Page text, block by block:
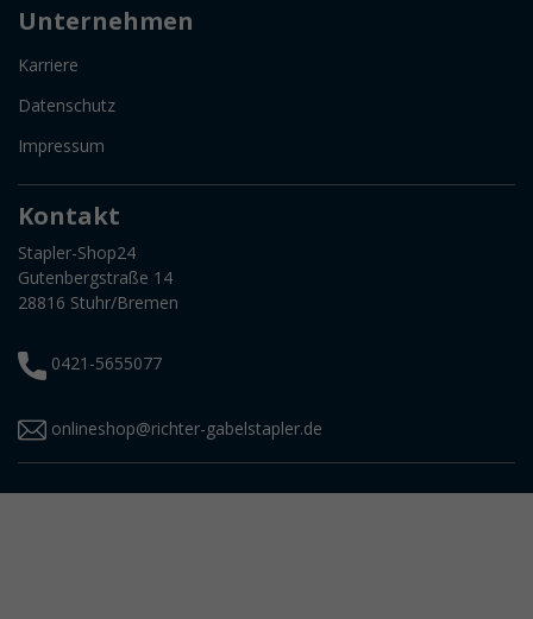
Unternehmen
Karriere
Datenschutz
Impressum
Kontakt
Stapler-Shop24
Gutenbergstraße 14
28816 Stuhr/Bremen
0421-5655077
onlineshop@richter-gabelstapler.de